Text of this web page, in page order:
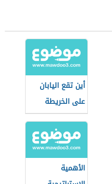
أين تقع اليابان
على الخريطة
الأهمية